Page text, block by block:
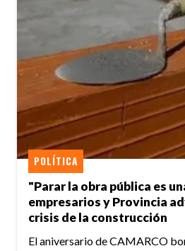
"Parar la obra pública es
empresarios y Provincia
crisis de la construcción
POLÍTICA
El aniversario de CAMARCO